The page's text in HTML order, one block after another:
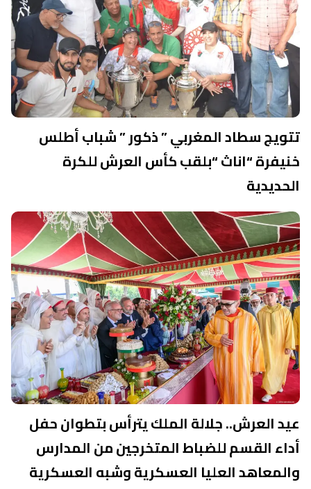
تتويج سطاد المغربي ” ذكور ” شباب أطلس
خنيفرة “اناث “بلقب كأس العرش للكرة
الحديدية
عيد العرش.. جلالة الملك يترأس بتطوان حفل
أداء القسم للضباط المتخرجين من المدارس
والمعاهد العليا العسكرية وشبه العسكرية